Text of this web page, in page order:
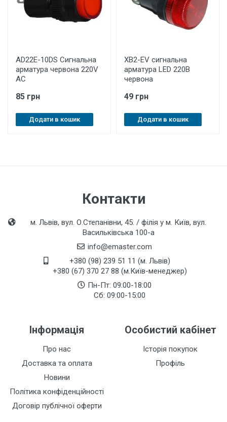
AD22Е-10DS Cигнальна
арматура червона 220V
AC
85 грн
Додати в кошик
XB2-EV сигнальна
арматура LED 220В
червона
49 грн
Додати в кошик
Контакти
м. Львів, вул. О.Степанівни, 45. / філія у м. Київ, вул.
Васильківська 100-а
info@emaster.com
+380 (98) 239 51 11 (м. Львів)
+380 (67) 370 27 88 (м.Київ-менеджер)
Пн-Пт: 09:00-18:00
Сб: 09:00-15:00
Інформація
Про нас
Доставка та оплата
Новини
Політика конфіденційності
Договір публічної оферти
Особистий кабінет
Історія покупок
Профіль